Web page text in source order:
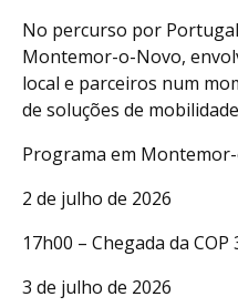
No percurso por
Montemor-o-Novo,
local e parceiros num
de soluções de
Programa em
2 de julho de 2026
17h00 – Chegada da COP
3 de julho de 2026